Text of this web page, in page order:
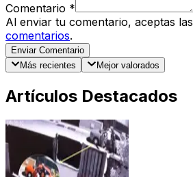
Comentario *
Al enviar tu comentario, aceptas las
comentarios.
Enviar Comentario
Más recientes
Mejor valorados
Artículos Destacados